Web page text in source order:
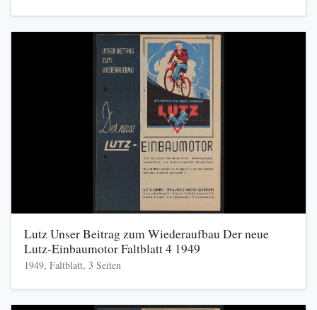
Lutz Unser Beitrag zum Wiederaufbau Der neue
Lutz-Einbaumotor Faltblatt 4 1949
1949, Faltblatt, 3 Seiten